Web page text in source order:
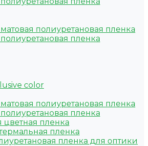
полиуретановая пленка
пленка
color
полиуретановая пленка
пленка
цветная пленка
пленка
пленка для оптики